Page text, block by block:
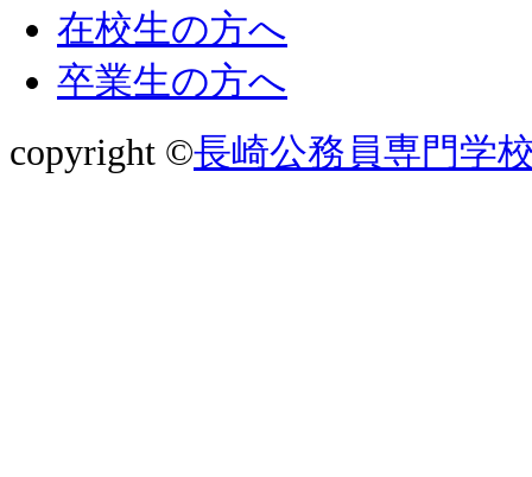
在校生の方へ
卒業生の方へ
copyright ©長崎公務員専門学